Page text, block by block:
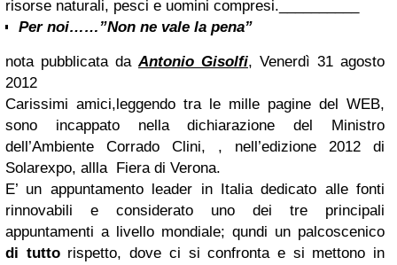
risorse naturali, pesci e uomini compresi.
Per noi……”Non ne vale la pena”
nota pubblicata daAntonio Gisolfi, Venerdì 31 agosto
2012
Carissimi amici, leggendo tra le mille pagine del WEB,
sono incappato nella dichiarazione del Ministro
dell’Ambiente Corrado Clini, , nell’edizione 2012 di
Solarexpo, allla Fiera di Verona.
E’ un appuntamento leader in Italia dedicato alle fonti
rinnovabili e considerato uno dei tre principali
appuntamenti a livello mondiale; qundi un palcoscenico
di tuttorispetto, dove ci si confronta e si mettono in